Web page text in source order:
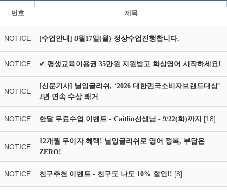
번호 제목
NOTICE [수업안내] 8월17일(월) 정상수업진행합니다.
NOTICE ✔ 평생교육이용권 35만원 지원받고 화상영어 시작하세요!
NOTICE
[신문기사] 닐잉글리쉬, ‘2026 대한민국소비자브랜드대상’
2년 연속 수상 쾌거
NOTICE 한달 무료수업 이벤트 - Caitlin선생님 - 9/22(화)까지 [18]
NOTICE
12개월 무이자 혜택! 닐잉글리쉬로 영어 정복, 부담은
ZERO!
NOTICE 친구추천 이벤트 - 친구도 나도 10% 할인!! [8]